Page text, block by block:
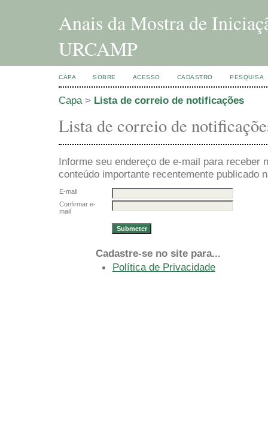
Anais da Mostra de
URCAMP
CAPA SOBRE ACESSO CADASTRO PESQUISA
Capa> Lista de correio de notificações
Lista de correio de
Informe seu endereço de e-mail para receber
conteúdo importante recentemente publicado
E-mail
Confirmar e-
mail
Cadastre-se no site para...
Política de Privacidade